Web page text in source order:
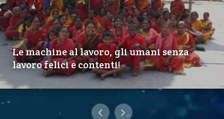
Le machine al lavoro, gli umani senza
lavoro felici e contenti!